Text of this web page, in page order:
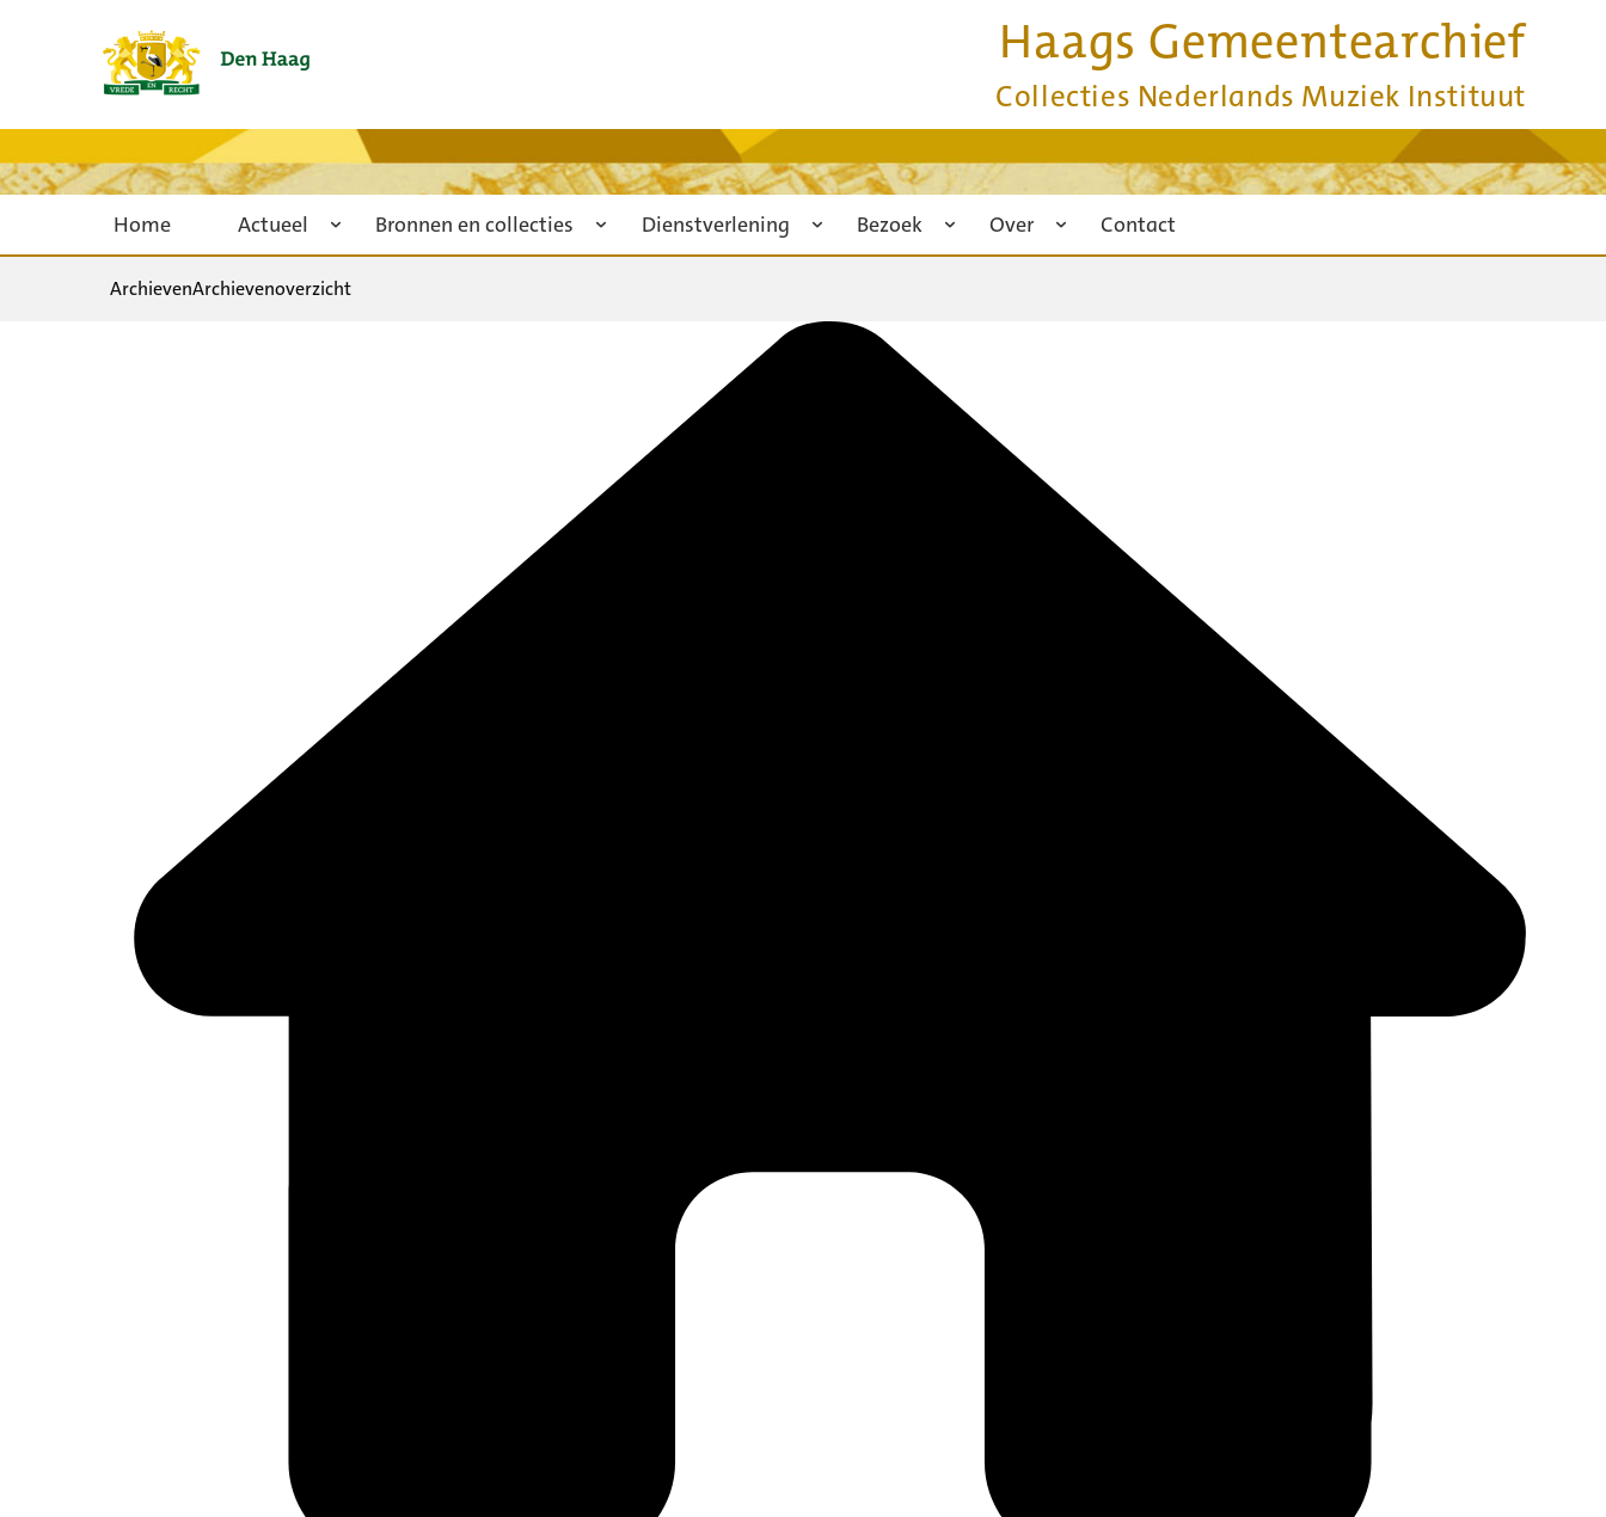
Haags Gemeentearchief
Collecties Nederlands Muziek Instituut
Home Actueel Bronnen en collecties Dienstverlening Bezoek Over Contact
ArchievenArchievenoverzicht